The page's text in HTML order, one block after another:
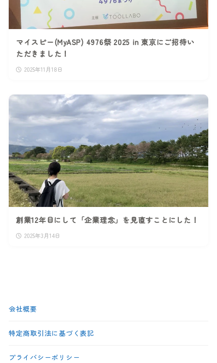
マイスピー(MyASP) 4976祭 2025 in 東京にご招待い
ただきました！
2025年11月18日
創業12年目にして「企業理念」を見直すことにした！
2025年3月14日
会社概要
特定商取引法に基づく表記
プライバシーポリシー